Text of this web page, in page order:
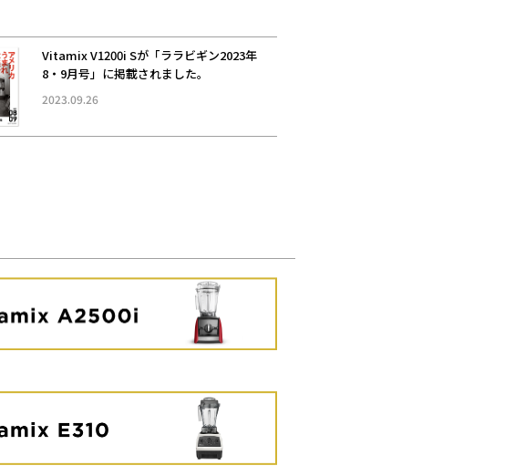
Vitamix V1200i Sが「ララビギン2023年
8・9月号」に掲載されました。
2023.09.26